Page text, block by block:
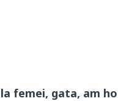
femei, gata, am